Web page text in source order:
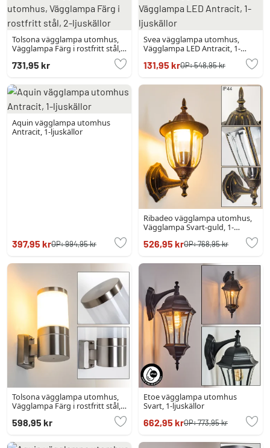
Tolsona vägglampa utomhus,
Vägglampa Färg i rostfritt stål,
731,95 kr
Svea vägglampa utomhus,
Vägglampa LED Antracit, 1-
131,95 krOP:548,95 kr
Aquin vägglampa utomhus
Antracit, 1-ljuskällor
397,95 krOP:994,95 kr
Ribadeo vägglampa utomhus,
Vägglampa Svart-guld, 1-
526,95 krOP:768,95 kr
Tolsona vägglampa utomhus,
Vägglampa Färg i rostfritt stål,
598,95 kr
Etoe vägglampa utomhus
Svart, 1-ljuskällor
662,95 krOP:773,95 kr